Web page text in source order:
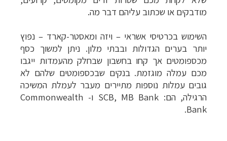
מודבקים או שכתוב עליהם דבר מה.
השימוש בכרטיסי אשראי – ויזה ומאסטר-קארד – נפוץ
יותר בערים הגדולות ובבתי מלון. ניתן למשוך כסף
מכספומטים אך קחו בחשבון שבחלק מהעמדות ייגבו
מכם עמלה מוגזמת. בנקים שבכספומטים שלהם לא
גובים עמלות נוספות מתיירים מעבר לעמלת המשיכה
הרגילה, הם: SCB, MB Bank ו- Commonwealth
Bank.